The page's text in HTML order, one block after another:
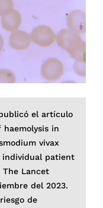
el artículo
in
vivax
individual patient
The Lancet
del 2023.
de